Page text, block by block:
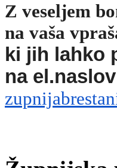
Z veseljem
na vaša
ki jih lahko
na